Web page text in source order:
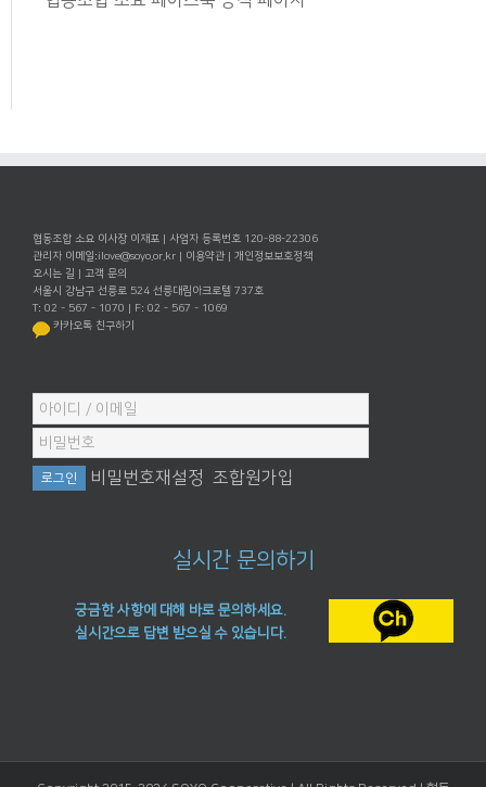
협동조합 소요 이사장 이재포 | 사업자 등록번호 120-88-22306
관리자 이메일:ilove@soyo.or.kr | 이용약관 | 개인정보보호정책
오시는 길 | 고객 문의
서울시 강남구 선릉로 524 선릉대림아크로텔 737호
T: 02 - 567 - 1070 | F: 02 - 567 - 1069
카카오톡 친구하기
비밀번호재설정 조합원가입
실시간 문의하기
궁금한 사항에 대해 바로 문의하세요.
실시간으로 답변 받으실 수 있습니다.